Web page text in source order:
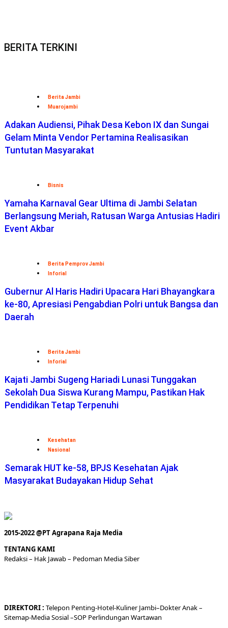
BERITA TERKINI
Berita Jambi
Muarojambi
Adakan Audiensi, Pihak Desa Kebon IX dan Sungai
Gelam Minta Vendor Pertamina Realisasikan
Tuntutan Masyarakat
Bisnis
Yamaha Karnaval Gear Ultima di Jambi Selatan
Berlangsung Meriah, Ratusan Warga Antusias Hadiri
Event Akbar
Berita Pemprov Jambi
Inforial
Gubernur Al Haris Hadiri Upacara Hari Bhayangkara
ke-80, Apresiasi Pengabdian Polri untuk Bangsa dan
Daerah
Berita Jambi
Inforial
Kajati Jambi Sugeng Hariadi Lunasi Tunggakan
Sekolah Dua Siswa Kurang Mampu, Pastikan Hak
Pendidikan Tetap Terpenuhi
Kesehatan
Nasional
Semarak HUT ke-58, BPJS Kesehatan Ajak
Masyarakat Budayakan Hidup Sehat
2015-2022 @PT Agrapana Raja Media
TENTANG KAMI
Redaksi– Hak Jawab – Pedoman Media Siber
DIREKTORI: Telepon Penting-Hotel-KulinerJambi–DokterAnak –
Sitemap-Media Sosial –SOP Perlindungan Wartawan